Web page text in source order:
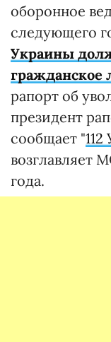
оборонное
следующего
Украины
гражданское
рапорт об
президент
сообщает "
возглавляет
года.